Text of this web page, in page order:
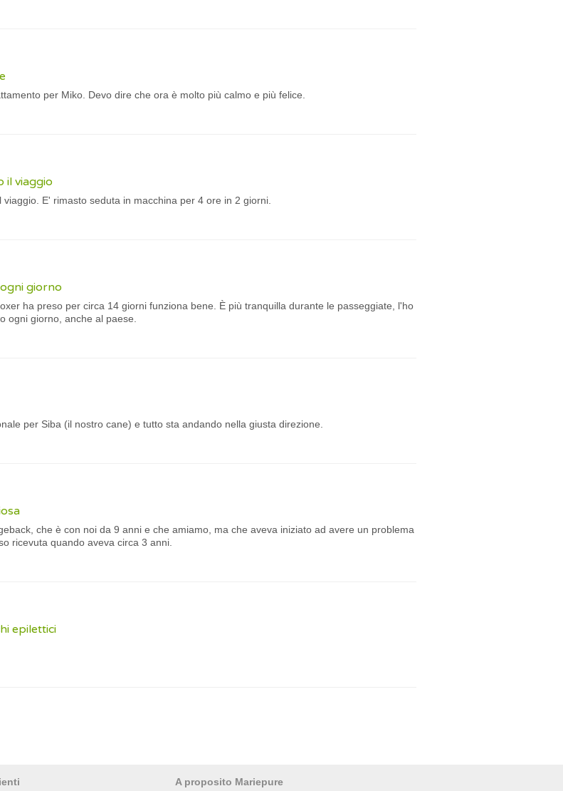
per Miko. Devo dire che ora è molto più calmo e più felice.
il viaggio
E' rimasto seduta in macchina per 4 ore in 2 giorni.
giorno
ha preso per circa 14 giorni funziona bene. È più tranquilla durante le passeggiate, l'ho
ogni giorno, anche al paese.
per Siba (il nostro cane) e tutto sta andando nella giusta direzione.
che è con noi da 9 anni e che amiamo, ma che aveva iniziato ad avere un problema
ricevuta quando aveva circa 3 anni.
epilettici
A proposito Mariepure